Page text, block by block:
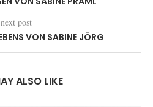
next post
VON SABINE JÖRG
ALSO LIKE